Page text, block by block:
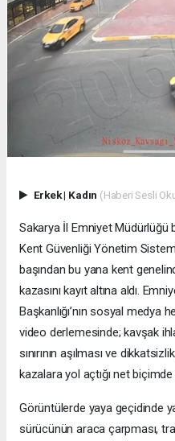
Erkek| Kadın (Haberi Sesli
Sakarya İl Emniyet
Kent Güvenliği Yönetim
başından bu yana kent
kazasını kayıt altına aldı.
Başkanlığı’nın sosyal medya
video derlemesinde; kavşak
sınırının aşılması ve
kazalara yol açtığı net
Görüntülerde yaya geçidinde
sürücünün araca çarpması,